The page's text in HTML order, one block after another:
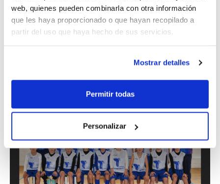
web, quienes pueden combinarla con otra información
que les haya proporcionado o que hayan recopilado a
partir del uso que haya hecho de sus servicios.
Mostrar detalles
Permitir todas
Personalizar
en la seua formació.
A continuació te deixem les fotos de grup